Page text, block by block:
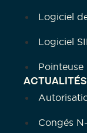
Logiciel
Logiciel
Pointeuse
Congés